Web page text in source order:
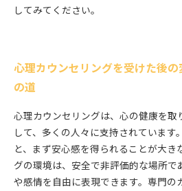
してみてください。
心理カウンセリングを受けた後
の道
心理カウンセリングは、心の健康を取
して、多くの人々に支持されています
と、まず安心感を得られることが大き
グの環境は、安全で非評価的な場所で
や感情を自由に表現できます。専門の